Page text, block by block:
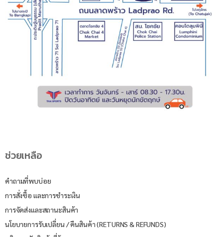
ช่วยเหลือ
คำถามที่พบบ่อย
การสั่งซื้อ และการชำระเงิน
การจัดส่งและสถานะสินค้า
นโยบายการรับเปลี่ยน / คืนสินค้า (RETURNS & REFUNDS)